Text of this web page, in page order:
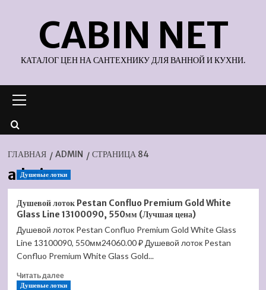
содержимомуCABIN NET
КАТАЛОГ ЦЕН НА САНТЕХНИКУ ДЛЯ ВАННОЙ И КУХНИ.
меню
ГЛАВНАЯ ADMIN СТРАНИЦА 84
admin
Душевые лотки
Душевой лоток Pestan Confluo Premium Gold White
Glass Line 13100090, 550мм (Лучшая цена)
Душевой лоток Pestan Confluo Premium Gold White Glass
Line 13100090, 550мм24060.00 ₽ Душевой лоток Pestan
Confluo Premium White Glass Gold...
Читать далееПрочитать
больше
Душевые лотки